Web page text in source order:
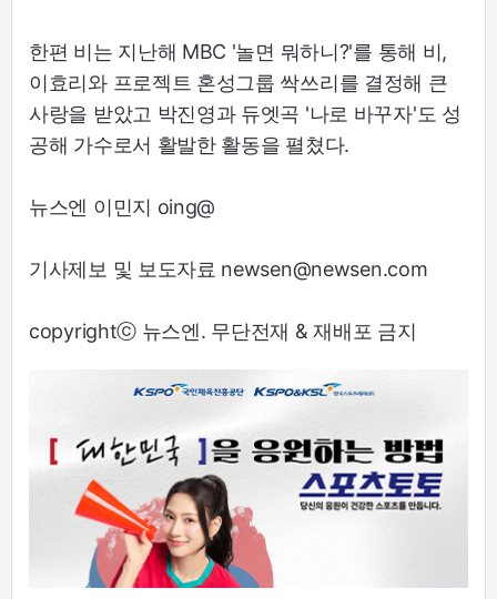
한편 비는 지난해 MBC '놀면 뭐하니?'를 통해 비,
이효리와 프로젝트 혼성그룹 싹쓰리를 결정해 큰
사랑을 받았고 박진영과 듀엣곡 '나로 바꾸자'도 성
공해 가수로서 활발한 활동을 펼쳤다.
뉴스엔 이민지 oing@
기사제보 및 보도자료 newsen@newsen.com
copyrightⓒ 뉴스엔. 무단전재 & 재배포 금지